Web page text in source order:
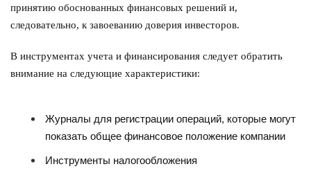
принятию обоснованных финансовых решений и,
следовательно, к завоеванию доверия инвесторов.
В инструментах учета и финансирования следует обратить
внимание на следующие характеристики:
Журналы для регистрации операций, которые могут
показать общее финансовое положение компании
Инструменты налогообложения